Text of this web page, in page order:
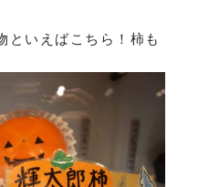
といえばこちら！柿も